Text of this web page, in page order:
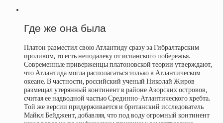
Где же она была
Платон разместил свою Атлантиду сразу за Гибралтарским
проливом, то есть неподалеку от испанского побережья.
Современные приверженцы платоновской теории утверждают,
что Атлантида могла располагаться только в Атлантическом
океане. В частности, российский ученый Николай Жиров
размещал утерянный континент в районе Азорских островов,
считая ее надводной частью Срединно-Атлантического хребта.
Той же версии придерживается и британский исследователь
Майкл Бейджент, добавляя, что под воду огромный континент